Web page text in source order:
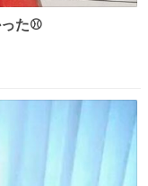
た⚾